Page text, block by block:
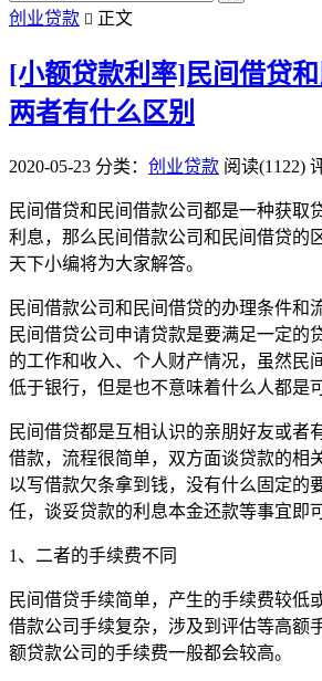
创业贷款  正文
[小额贷款利率]民间借贷
两者有什么区别
2020-05-23 分类： 创业贷款 阅读(1122)
民间借贷和民间借款公司都是一种获取
利息，那么民间借款公司和民间借贷的
天下小编将为大家解答。
民间借款公司和民间借贷的办理条件和
民间借贷公司申请贷款是要满足一定的
的工作和收入、个人财产情况，虽然民
低于银行，但是也不意味着什么人都是
民间借贷都是互相认识的亲朋好友或者
借款，流程很简单，双方面谈贷款的相
以写借款欠条拿到钱，没有什么固定的
任，谈妥贷款的利息本金还款等事宜即可
1、二者的手续费不同
民间借贷手续简单，产生的手续费较低
借款公司手续复杂，涉及到评估等高额
额贷款公司的手续费一般都会较高。